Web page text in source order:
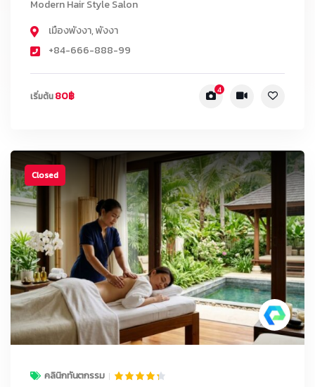
Modern Hair Style Salon
เมืองพังงา,พังงา
+84-666-888-99
เริ่มต้น80฿ 4
Closed
คลินิกทันตกรรม